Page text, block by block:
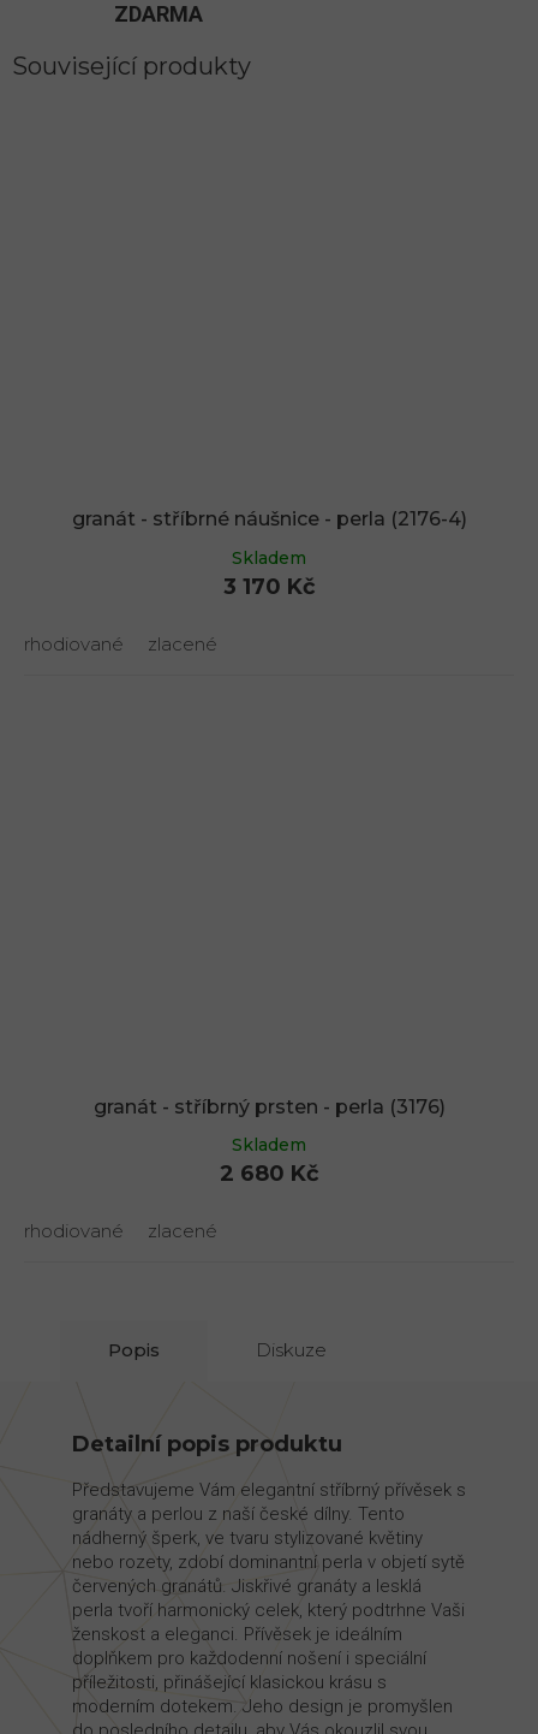
ZDARMA
Související produkty
granát - stříbrné náušnice - perla (2176-4)
Skladem
3 170 Kč
rhodiované zlacené
granát - stříbrný prsten - perla (3176)
Skladem
2 680 Kč
rhodiované zlacené
Popis Diskuze
Detailní popis produktu
Představujeme Vám elegantní stříbrný přívěsek s
granáty a perlou z naší české dílny. Tento
nádherný šperk, ve tvaru stylizované květiny
nebo rozety, zdobí dominantní perla v objetí sytě
červených granátů. Jiskřivé granáty a lesklá
perla tvoří harmonický celek, který podtrhne Vaši
ženskost a eleganci. Přívěsek je ideálním
doplňkem pro každodenní nošení i speciální
příležitosti, přinášející klasickou krásu s
moderním dotekem. Jeho design je promyšlen